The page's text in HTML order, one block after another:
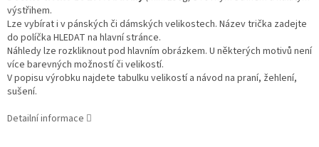
výstřihem.
Lze vybírat i v pánských či dámských velikostech. Název trička zadejte
do políčka HLEDAT na hlavní stránce.
Náhledy lze rozkliknout pod hlavním obrázkem. U některých motivů není
více barevných možností či velikostí.
V popisu výrobku najdete tabulku velikostí a návod na praní, žehlení,
sušení.
Detailní informace